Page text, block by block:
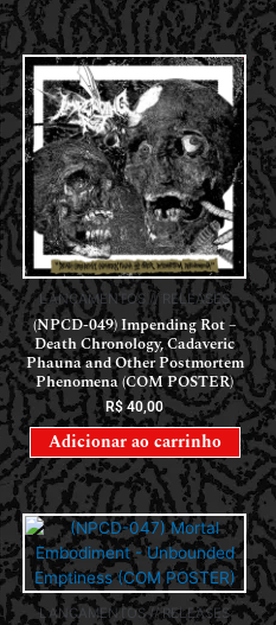
LANÇAMENTOS // RELEASES
(NPCD-049) Impending Rot –
Death Chronology, Cadaveric
Phauna and Other Postmortem
Phenomena (COM POSTER)
R$40,00
Adicionar ao carrinho
LANÇAMENTOS // RELEASES